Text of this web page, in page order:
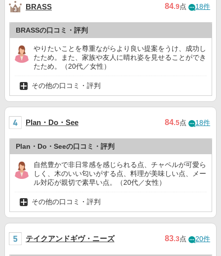
BRASS 84.9点 18件
BRASSの口コミ・評判
やりたいことを尊重ながらより良い提案をうけ、成功し
たため。また、家族や友人に晴れ姿を見せることができ
たため。（20代／女性）
その他の口コミ・評判
Plan・Do・See 84.5点 18件
Plan・Do・Seeの口コミ・評判
自然豊かで非日常感を感じられる点、チャペルが可愛ら
しく、木のいい匂いがする点、料理が美味しい点、メー
ル対応が親切で素早い点。（20代／女性）
その他の口コミ・評判
テイクアンドギヴ・ニーズ 83.3点 20件